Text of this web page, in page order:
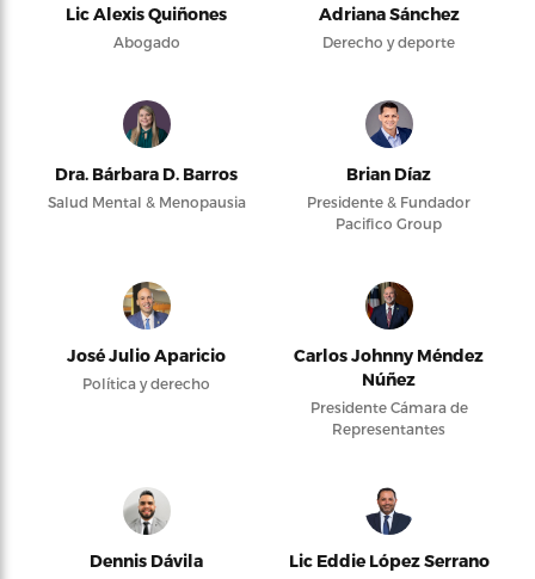
Lic Alexis Quiñones
Abogado
Adriana Sánchez
Derecho y deporte
Dra. Bárbara D. Barros
Salud Mental & Menopausia
Brian Díaz
Presidente & Fundador
Pacifico Group
José Julio Aparicio
Política y derecho
Carlos Johnny Méndez
Núñez
Presidente Cámara de
Representantes
Dennis Dávila Lic Eddie López Serrano